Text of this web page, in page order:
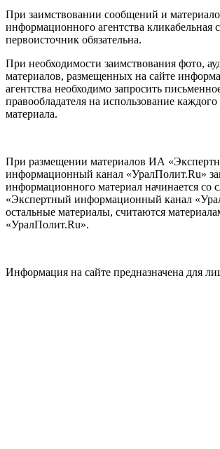
При заимствовании сообщений и
информационного агентства кликабельная
первоисточник обязательна.
При необходимости заимствования фото,
материалов, размещенных на сайте
агентства необходимо запросить
правообладателя на использование
материала.
При размещении материалов ИА
информационный канал «УралПолит.Ru»
информационного материал начинается со
«Экспертный информационный канал
остальные материалы, считаются
«УралПолит.Ru».
Информация на сайте предназначена для